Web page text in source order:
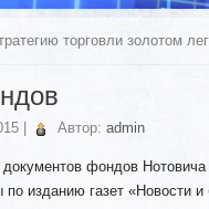
торговли золотом
Автор: admin
фондов
по изданию газет «Новости